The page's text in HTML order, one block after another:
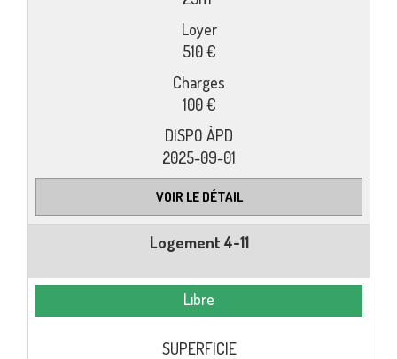
510 €
100 €
2025-09-01
VOIR LE DÉTAIL
Logement 4-11
Libre